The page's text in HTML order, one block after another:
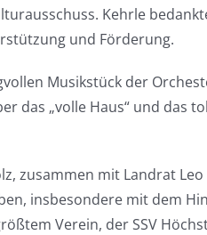
Kehrle
und Förderung.
Musikstück der
das „volle Haus“ und das
zusammen mit Landrat
insbesondere mit dem
Verein, der SSV